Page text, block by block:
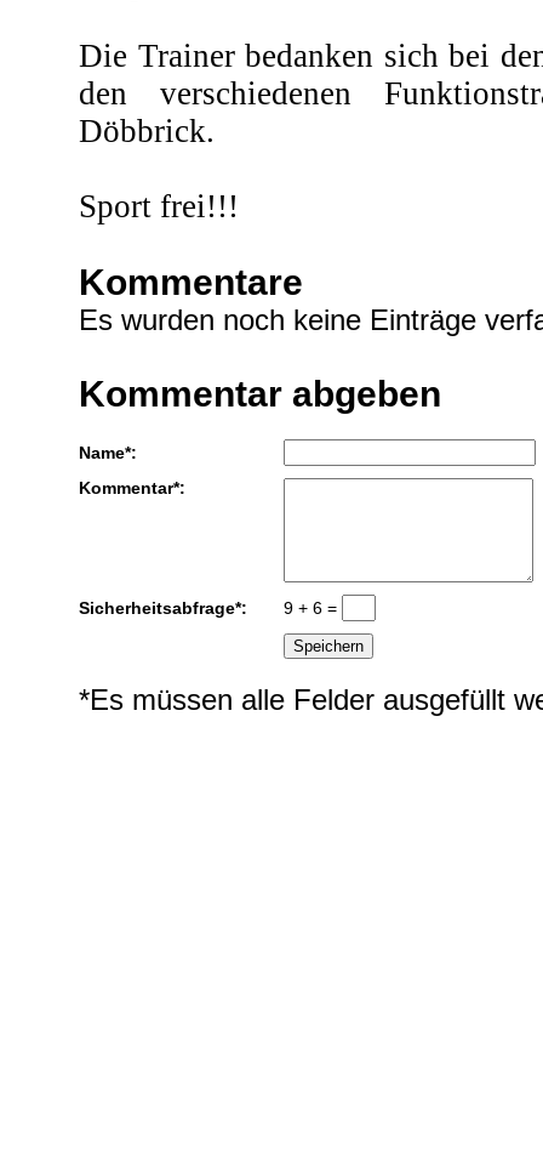
Die Trainer bedanken sich bei
den verschiedenen
Döbbrick.
Sport frei!!!
Kommentare
Es wurden noch keine Einträge
Kommentar abgeben
Name*:
Kommentar*:
Sicherheitsabfrage*: 9 + 6 =
*Es müssen alle Felder ausgefüllt